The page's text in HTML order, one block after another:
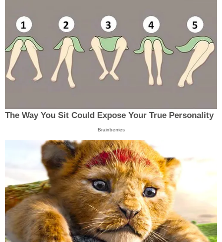
The Way You Sit Could Expose Your True Personality
Brainberries